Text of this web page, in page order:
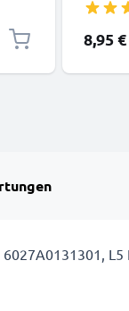
,
schwarz
8,95 €
L5